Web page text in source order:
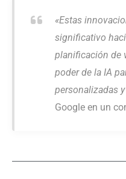
«Estas
significativo
planificación de
poder de la IA
personalizadas
Google en un